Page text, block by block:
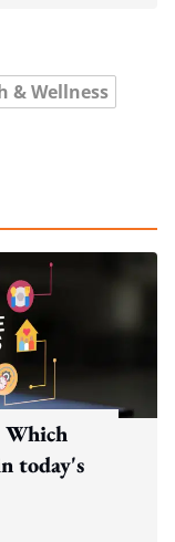
& Wellness
Which
today's